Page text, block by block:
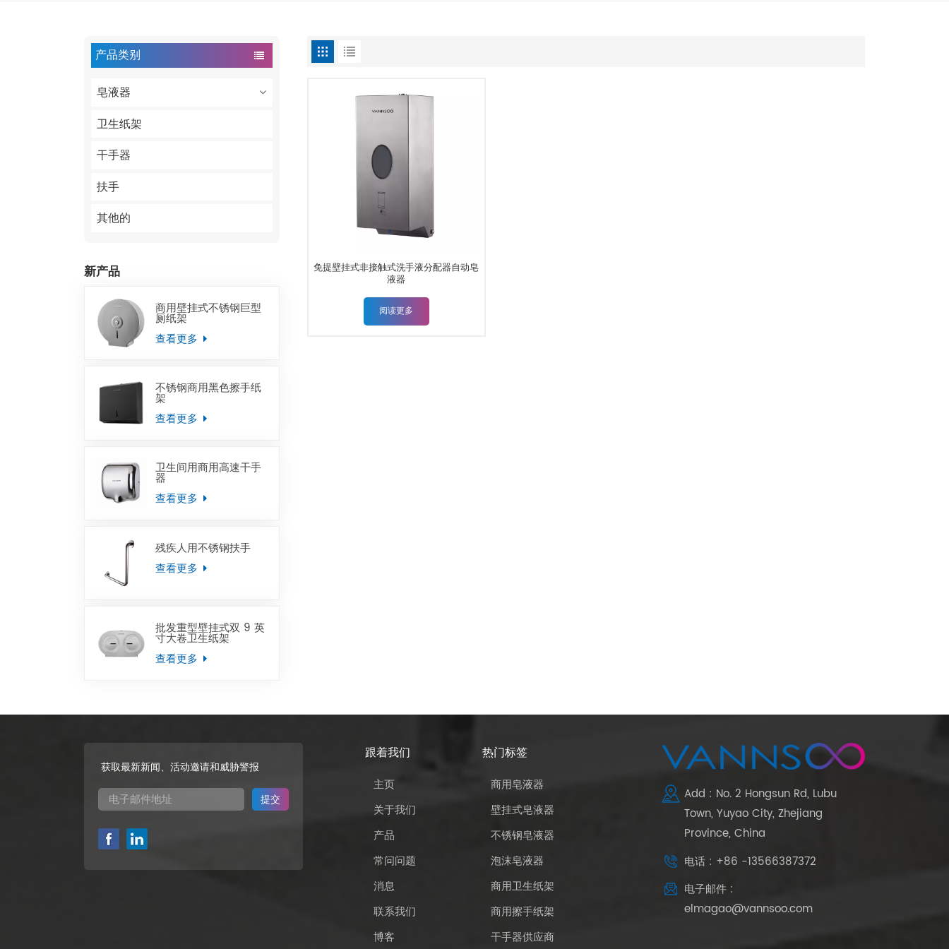
产品类别
皂液器
卫生纸架
干手器
扶手
其他的
新产品
商用壁挂式不锈钢巨型
厕纸架
查看更多
不锈钢商用黑色擦手纸
架
查看更多
卫生间用商用高速干手
器
查看更多
残疾人用不锈钢扶手
查看更多
批发重型壁挂式双 9 英
寸大卷卫生纸架
查看更多
免提壁挂式非接触式洗手液分配器自动皂
液器
阅读更多
获取最新新闻、活动邀请和威胁警报
跟着我们
主页
关于我们
产品
常问问题
消息
联系我们
博客
热门标签
商用皂液器
壁挂式皂液器
不锈钢皂液器
泡沫皂液器
商用卫生纸架
商用擦手纸架
干手器供应商
Add : No. 2 Hongsun Rd, Lubu
Town, Yuyao City, Zhejiang
Province, China
电话 : +86 -13566387372
电子邮件 :
elmagao@vannsoo.com